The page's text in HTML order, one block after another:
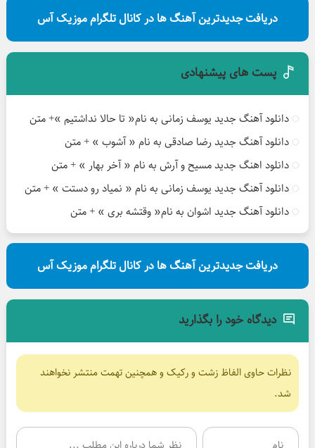
دریافت جدیدترین آهنگ ها در کانال تلگرام موزیک آس
پست های پیشنهادی
دانلود آهنگ جدید یوسف زمانی به نام« تا حالا نداشتیم »+ متن
دانلود آهنگ جدید رضا صادقی به نام « آشوب » + متن
دانلود اهنگ جدید مسیح و آرش به نام « آخر بهار » + متن
دانلود آهنگ جدید یوسف زمانی به نام « نمیاد رو دستت » + متن
دانلود آهنگ جدید اشوان به نام« وقتشه بری » + متن
دریافت جدیدترین آهنگ ها در کانال تلگرام موزیک آس
دیدگاه خود را بگذارید
نظرات حاوی الفاظ زشت و رکیک و همچنین تهمت منتشر نخواهند
شد.